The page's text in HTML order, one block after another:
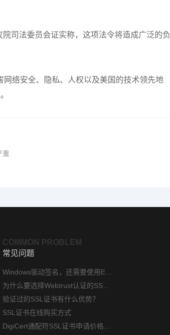
司法委员会证实称，这项法令将造成广泛的负
络安全、隐私、人权以及美国的技术领先地
重
COMMON PROBLEM
常见问题
验证过的SSL证书有什么优势？
SSL证书在线购买方式